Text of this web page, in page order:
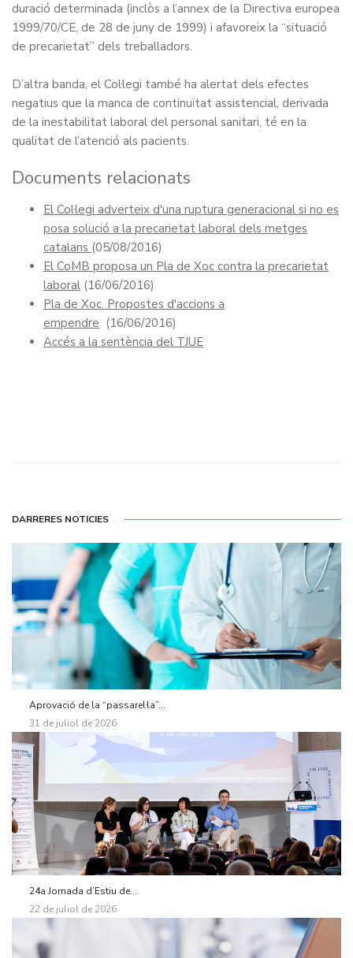
duració determinada (inclòs a l’annex de la Directiva europea
1999/70/CE, de 28 de juny de 1999) i afavoreix la “situació
de precarietat” dels treballadors.
D’altra banda, el Col·legi també ha alertat dels efectes
negatius que la manca de continuïtat assistencial, derivada
de la inestabilitat laboral del personal sanitari, té en la
qualitat de l’atenció als pacients.
Documents relacionats
El Col·legi adverteix d'una ruptura generacional si no es
posa solució a la precarietat laboral dels metges
catalans (05/08/2016)
El CoMB proposa un Pla de Xoc contra la precarietat
laboral (16/06/2016)
Pla de Xoc. Propostes d'accions a
empendre (16/06/2016)
Accés a la sentència del TJUE
DARRERES NOTICIES
Aprovació de la “passarel·la”...
31 de juliol de 2026
24a Jornada d’Estiu de...
22 de juliol de 2026